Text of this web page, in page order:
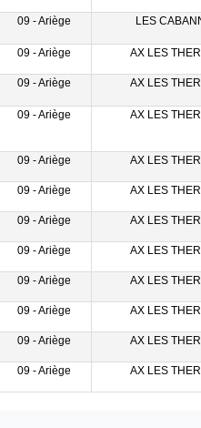
09 - Ariège LES
09 - Ariège AX LES
09 - Ariège AX LES
09 - Ariège AX LES
09 - Ariège AX LES
09 - Ariège AX LES
09 - Ariège AX LES
09 - Ariège AX LES
09 - Ariège AX LES
09 - Ariège AX LES
09 - Ariège AX LES
09 - Ariège AX LES